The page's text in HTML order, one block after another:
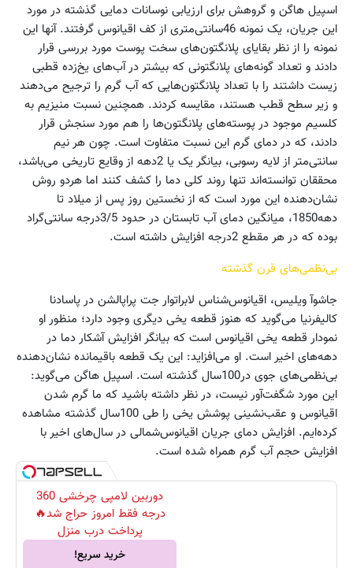
اسپیل هاگن و گروهش برای ارزیابی نوسانات دمایی گذشته در مورد
این جریان، یک نمونه 46سانتی‌متری از کف اقیانوس گرفتند. آنها این
نمونه را از نظر بقایای پلانگتون‌های سخت پوست مورد بررسی قرار
دادند و تعداد گونه‌های پلانگتونی که بیشتر در آب‌های یخ‌زده قطبی
زیست داشتند را با تعداد پلانگتون‌هایی که آب گرم را ترجیح می‌دهند
و زیر سطح قطب هستند، مقایسه کردند. همچنین نسبت منیزیم به
کلسیم موجود در پوسته‌های پلانگتون‌ها را هم مورد سنجش قرار
دادند، که در دمای گرم این نسبت متفاوت است. چون هر نیم
سانتی‌متر از لایه رسوبی، بیانگر یک یا 2دهه از وقایع تاریخی می‌باشد،
محققان توانسته‌اند تنها روند کلی دما را کشف کنند اما هردو روش
نشان‌دهنده این مورد است که از نخستین روز پس از میلاد تا
دهه1850‌، میانگین دمای آب تابستان در حدود 3/5درجه سانتی‌گراد
بوده که در هر مقطع 2درجه افزایش داشته است.
بی‌نظمی‌های قرن گذشته
جاشوآ ویلیس، اقیانوس‌شناس لابراتوار جت پراپالشن در پاسادنا
کالیفرنیا می‌گوید که هنوز قطعه یخی دیگری وجود دارد؛ منظور او
نمودار قطعه یخی اقیانوس است که بیانگر افزایش آشکار دما در
دهه‌های اخیر است. او می‌افزاید: این یک قطعه باقیمانده نشان‌دهنده
بی‌نظمی‌های جوی در100سال گذشته است. اسپیل هاگن می‌گوید:
این مورد شگفت‌آور نیست، در نظر داشته باشید که ما گرم شدن
اقیانوس و عقب‌نشینی پوشش یخی را طی 100سال گذشته مشاهده
کرده‌ایم. افزایش دمای جریان اقیانوس‌شمالی در سال‌های اخیر با
افزایش حجم آب گرم همراه شده است.
دوربین لامپی چرخشی 360
درجه فقط امروز حراج شد🔥
پرداخت درب منزل
خرید سریع!